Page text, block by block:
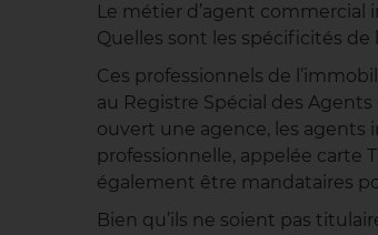
Le métier d’agent
Quelles sont les spécificités de
Ces professionnels de
au Registre Spécial des
ouvert une agence, les agents
professionnelle, appelée carte
également être mandataires
Bien qu’ils ne soient pas